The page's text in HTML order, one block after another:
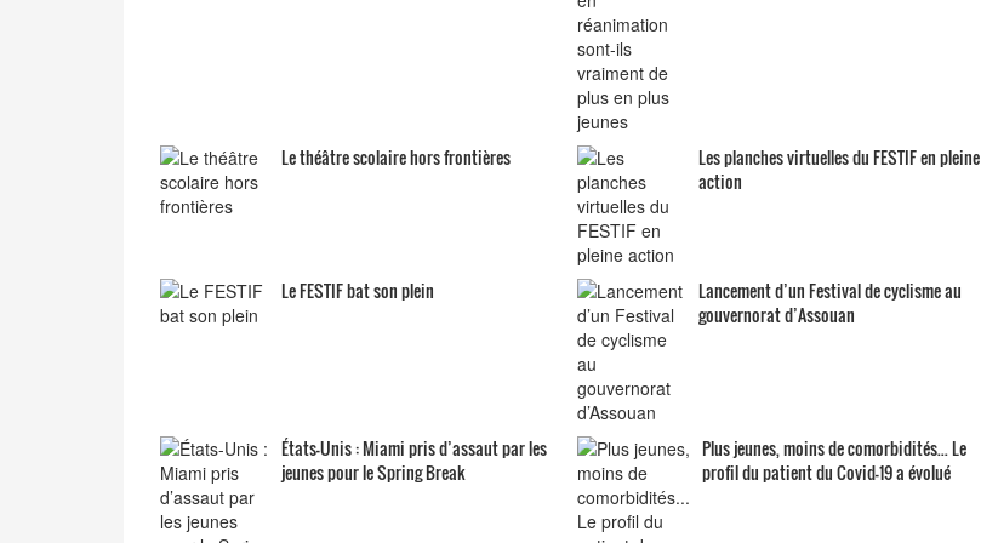
Le théâtre scolaire hors frontières
Les planches virtuelles du FESTIF en pleine
action
Le FESTIF bat son plein
Lancement d’un Festival de cyclisme au
gouvernorat d’Assouan
États-Unis : Miami pris d’assaut par les
jeunes pour le Spring Break
Plus jeunes, moins de comorbidités... Le
profil du patient du Covid-19 a évolué